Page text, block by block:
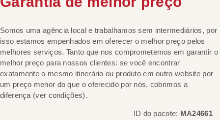
Somos uma agência local e trabalhamos sem intermediários, por
isso estamos empenhados em oferecer o melhor preço pelos
melhores serviços. Tanto que nos comprometemos em garantir o
melhor preço para nossos clientes: se você encontrar
exatamente o mesmo itinerário ou produto em outro website por
um preço menor do que o oferecido por nós, cobrimos a
diferença (ver condições).
ID do pacote: MA24661